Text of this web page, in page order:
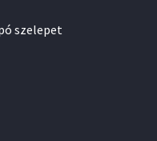
szelepet